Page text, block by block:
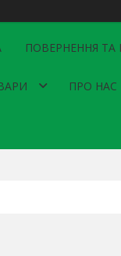
ПОВЕРНЕННЯ ТА
ПРО НАС